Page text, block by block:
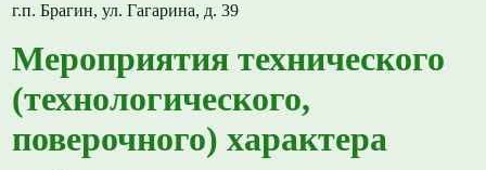
г.п. Брагин, ул. Гагарина, д. 39
Мероприятия технического
(технологического,
поверочного) характера